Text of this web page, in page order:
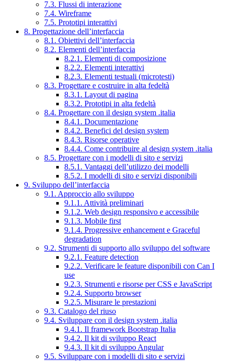
7.3. Flussi di interazione
7.4. Wireframe
7.5. Prototipi interattivi
8. Progettazione dell’interfaccia
8.1. Obiettivi dell’interfaccia
8.2. Elementi dell’interfaccia
8.2.1. Elementi di composizione
8.2.2. Elementi interattivi
8.2.3. Elementi testuali (microtesti)
8.3. Progettare e costruire in alta fedeltà
8.3.1. Layout di pagina
8.3.2. Prototipi in alta fedeltà
8.4. Progettare con il design system .italia
8.4.1. Documentazione
8.4.2. Benefici del design system
8.4.3. Risorse operative
8.4.4. Come contribuire al design system .italia
8.5. Progettare con i modelli di sito e servizi
8.5.1. Vantaggi dell’utilizzo dei modelli
8.5.2. I modelli di sito e servizi disponibili
9. Sviluppo dell’interfaccia
9.1. Approccio allo sviluppo
9.1.1. Attività preliminari
9.1.2. Web design responsivo e accessibile
9.1.3. Mobile first
9.1.4. Progressive enhancement e Graceful
degradation
9.2. Strumenti di supporto allo sviluppo del software
9.2.1. Feature detection
9.2.2. Verificare le feature disponibili con Can I
use
9.2.3. Strumenti e risorse per CSS e JavaScript
9.2.4. Supporto browser
9.2.5. Misurare le prestazioni
9.3. Catalogo del riuso
9.4. Sviluppare con il design system .italia
9.4.1. Il framework Bootstrap Italia
9.4.2. Il kit di sviluppo React
9.4.3. Il kit di sviluppo Angular
9.5. Sviluppare con i modelli di sito e servizi